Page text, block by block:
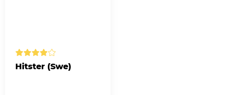
Hitster (Swe)